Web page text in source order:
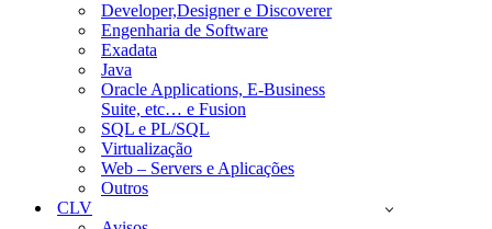
Developer,Designer e Discoverer
Engenharia de Software
Exadata
Java
Oracle Applications, E-Business
Suite, etc… e Fusion
SQL e PL/SQL
Virtualização
Web – Servers e Aplicações
Outros
CLV